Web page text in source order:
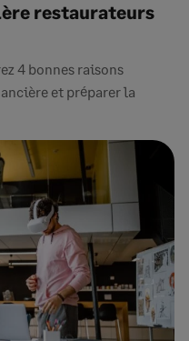
restaurateurs
4 bonnes raisons
et préparer la